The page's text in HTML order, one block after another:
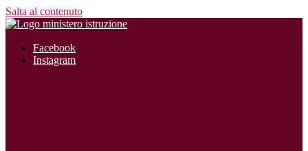
Salta al contenuto
Facebook
Instagram